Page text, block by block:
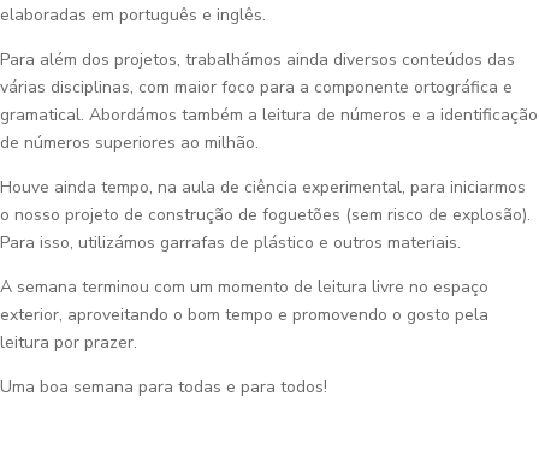
elaboradas em português e inglês.
Para além dos projetos, trabalhámos ainda diversos conteúdos das
várias disciplinas, com maior foco para a componente ortográfica e
gramatical. Abordámos também a leitura de números e a identificação
de números superiores ao milhão.
Houve ainda tempo, na aula de ciência experimental, para iniciarmos
o nosso projeto de construção de foguetões (sem risco de explosão).
Para isso, utilizámos garrafas de plástico e outros materiais.
A semana terminou com um momento de leitura livre no espaço
exterior, aproveitando o bom tempo e promovendo o gosto pela
leitura por prazer.
Uma boa semana para todas e para todos!